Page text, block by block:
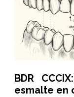
BDR
esmalte en